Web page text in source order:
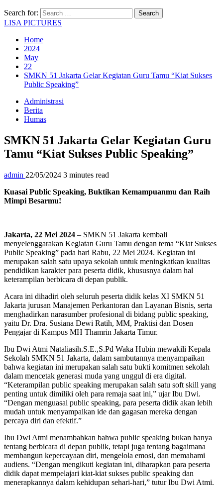
Search for:
LISA PICTURES
Home
2024
May
22
SMKN 51 Jakarta Gelar Kegiatan Guru Tamu “Kiat Sukses
Public Speaking”
Administrasi
Berita
Humas
SMKN 51 Jakarta Gelar Kegiatan Guru
Tamu “Kiat Sukses Public Speaking”
admin 22/05/2024 3 minutes read
Kuasai Public Speaking, Buktikan Kemampuanmu dan Raih
Mimpi Besarmu!
Jakarta, 22 Mei 2024 – SMKN 51 Jakarta kembali
menyelenggarakan Kegiatan Guru Tamu dengan tema “Kiat Sukses
Public Speaking” pada hari Rabu, 22 Mei 2024. Kegiatan ini
merupakan salah satu upaya sekolah untuk meningkatkan kualitas
pendidikan karakter para peserta didik, khususnya dalam hal
keterampilan berbicara di depan publik.
Acara ini dihadiri oleh seluruh peserta didik kelas XI SMKN 51
Jakarta jurusan Manajemen Perkantoran dan Layanan Bisnis, serta
menghadirkan narasumber profesional di bidang public speaking,
yaitu Dr. Dra. Susiana Dewi Ratih, MM, Praktisi dan Dosen
Pengajar di Kampus MH Thamrin Jakarta Timur.
Ibu Dwi Atmi Nataliasih.S.E.,S.Pd Waka Hubin mewakili Kepala
Sekolah SMKN 51 Jakarta, dalam sambutannya menyampaikan
bahwa kegiatan ini merupakan salah satu bukti komitmen sekolah
dalam mencetak generasi muda yang unggul di era digital.
“Keterampilan public speaking merupakan salah satu soft skill yang
penting untuk dimiliki oleh para remaja saat ini,” ujar Ibu Dwi.
“Dengan menguasai public speaking, para peserta didik akan lebih
mudah untuk menyampaikan ide dan gagasan mereka dengan
percaya diri dan efektif.”
Ibu Dwi Atmi menambahkan bahwa public speaking bukan hanya
tentang berbicara di depan publik, tetapi juga tentang bagaimana
membangun kepercayaan diri, mengelola emosi, dan memahami
audiens. “Dengan mengikuti kegiatan ini, diharapkan para peserta
didik dapat mempelajari kiat-kiat sukses public speaking dan
menerapkannya dalam kehidupan sehari-hari,” tutur Ibu Dwi Atmi.